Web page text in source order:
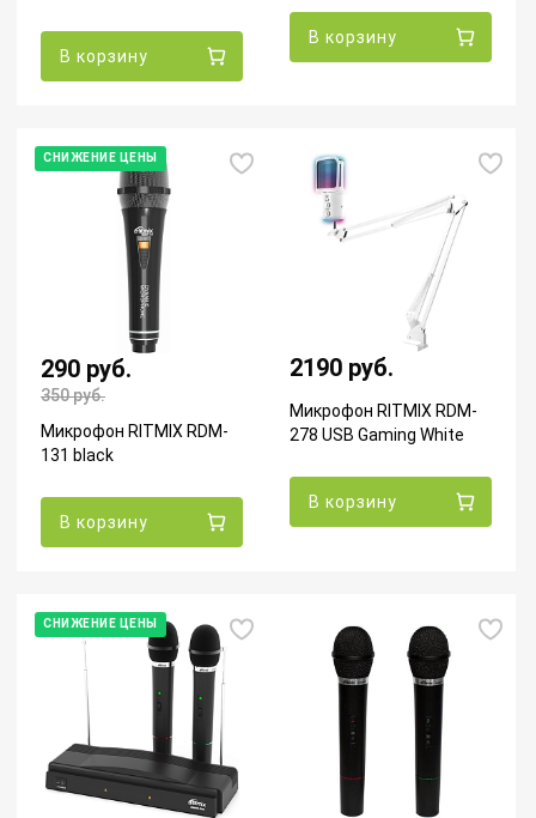
В корзину
В корзину
СНИЖЕНИЕ ЦЕНЫ
290 руб.
350руб.
Микрофон RITMIX RDM-
131 black
В корзину
2190 руб.
Микрофон RITMIX RDM-
278 USB Gaming White
В корзину
СНИЖЕНИЕ ЦЕНЫ